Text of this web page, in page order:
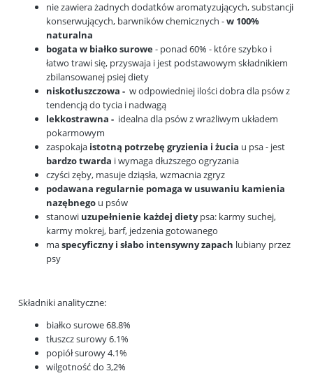
nie zawiera żadnych dodatków aromatyzujących, substancji
konserwujących, barwników chemicznych -w 100%
naturalna
bogata w białko surowe- ponad 60% - które szybko i
łatwo trawi się, przyswaja i jest podstawowym składnikiem
zbilansowanej psiej diety
niskotłuszczowa - w odpowiedniej ilości dobra dla psów z
tendencją do tycia i nadwagą
lekkostrawna - idealna dla psów z wrażliwym układem
pokarmowym
zaspokaja istotną potrzebę gryzienia i żucia u psa - jest
bardzotwarda i wymaga dłuższego ogryzania
czyści zęby, masuje dziąsła, wzmacnia zgryz
podawana regularnie pomaga w usuwaniu kamienia
nazębnego u psów
stanowi uzupełnienie każdej dietypsa: karmy suchej,
karmy mokrej, barf, jedzenia gotowanego
maspecyficzny i słabo intensywny zapach lubiany przez
psy
Składniki analityczne:
białko surowe 68.8%
tłuszcz surowy 6.1%
popiół surowy 4.1%
wilgotność do 3,2%